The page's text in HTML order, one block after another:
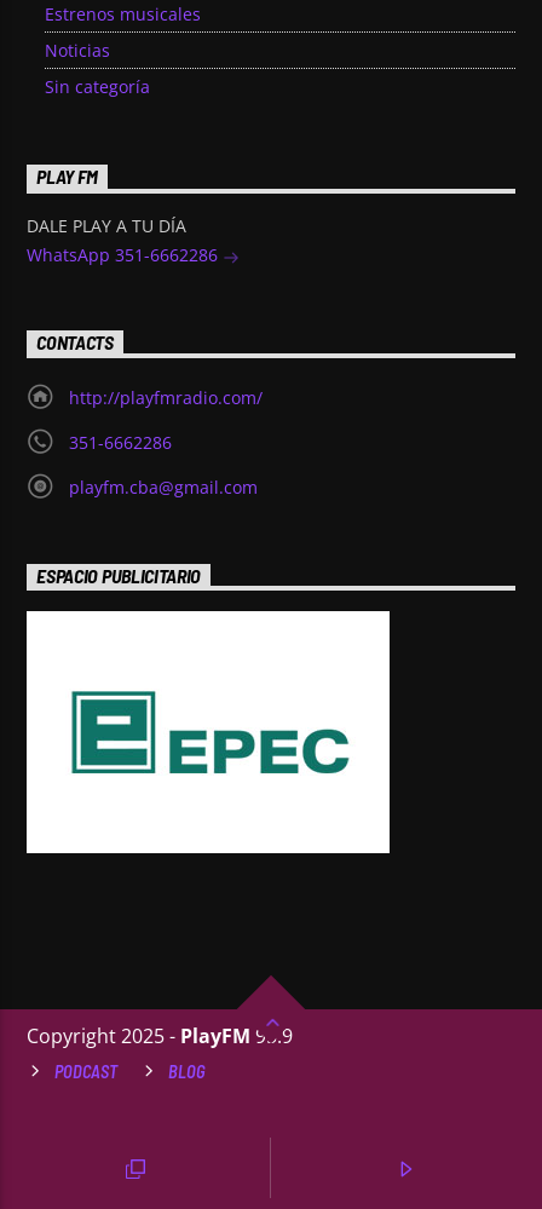
Estrenos musicales
Noticias
Sin categoría
PLAY FM
DALE PLAY A TU DÍA
WhatsApp 351-6662286
CONTACTS
http://playfmradio.com/
351-6662286
playfm.cba@gmail.com
ESPACIO PUBLICITARIO
Copyright 2025 - PlayFM 95.9
PODCAST BLOG